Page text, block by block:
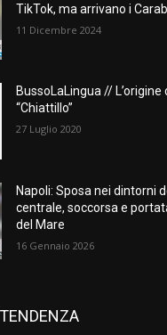
TikTok, ma arrivano i
11 Dicembre 2024
BussoLaLingua //
“Chiattillo”
27 Luglio 2020
Napoli: Sposa nei dintorni
centrale, soccorsa e
del Mare
16 Gennaio 2026